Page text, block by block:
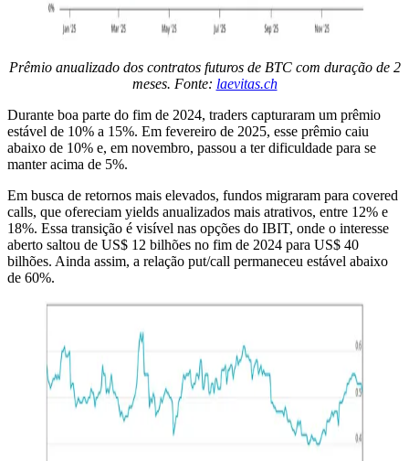
Prêmio anualizado dos contratos futuros de BTC com duração de 2
meses. Fonte: laevitas.ch
Durante boa parte do fim de 2024, traders capturaram um prêmio
estável de 10% a 15%. Em fevereiro de 2025, esse prêmio caiu
abaixo de 10% e, em novembro, passou a ter dificuldade para se
manter acima de 5%.
Em busca de retornos mais elevados, fundos migraram para covered
calls, que ofereciam yields anualizados mais atrativos, entre 12% e
18%. Essa transição é visível nas opções do IBIT, onde o interesse
aberto saltou de US$ 12 bilhões no fim de 2024 para US$ 40
bilhões. Ainda assim, a relação put/call permaneceu estável abaixo
de 60%.